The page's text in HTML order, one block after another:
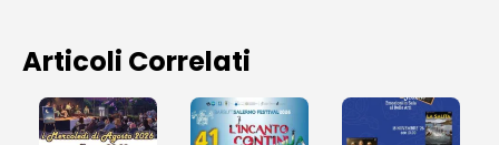
Articoli Correlati